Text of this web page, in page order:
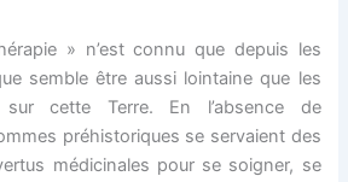
» n’est connu que depuis les
semble être aussi lointaine que les
sur cette Terre. En l’absence de
préhistoriques se servaient des
médicinales pour se soigner, se